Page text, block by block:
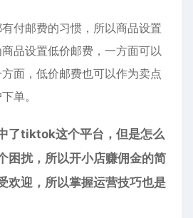
付邮费的习惯，所以商品设置
品设置低价邮费，一方面可以
面，低价邮费也可以作为卖点
单。
了tiktok这个平台，但是怎么
困扰，所以开小店赚佣金的简
欢迎，所以掌握运营技巧也是